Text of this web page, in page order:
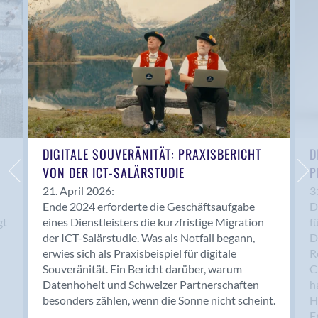
Anwil
Appenzell
Au SG
Baar
Baden
Balsthal
Balzers
Basel
Bassersdorf
Belp
Bendern
Benken (SG)
Bergdietikon
Berlin
Bern
Bern - Liebefeld
DIGITALE SOUVERÄNITÄT: PRAXISBERICHT
VON DER ICT-SALÄRSTUDIE
21. April 2026:
Ende 2024 erforderte die Geschäftsaufgabe
eines Dienstleisters die kurzfristige Migration
der ICT-Salärstudie. Was als Notfall begann,
erwies sich als Praxisbeispiel für digitale
Souveränität. Ein Bericht darüber, warum
Datenhoheit und Schweizer Partnerschaften
besonders zählen, wenn die Sonne nicht scheint.